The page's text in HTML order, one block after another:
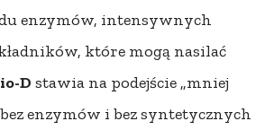
enzymów, intensywnych
które mogą nasilać
D stawia na podejście „mniej
enzymów i bez syntetycznych